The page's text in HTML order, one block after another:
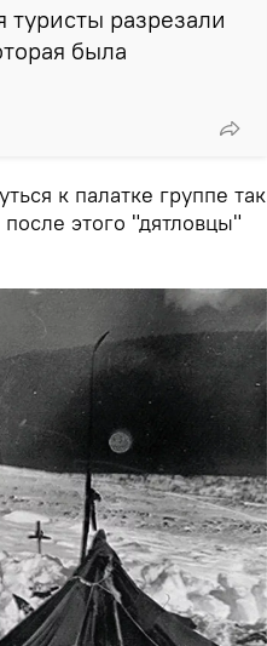
туристы разрезали
была
к палатке группе так
этого "дятловцы"